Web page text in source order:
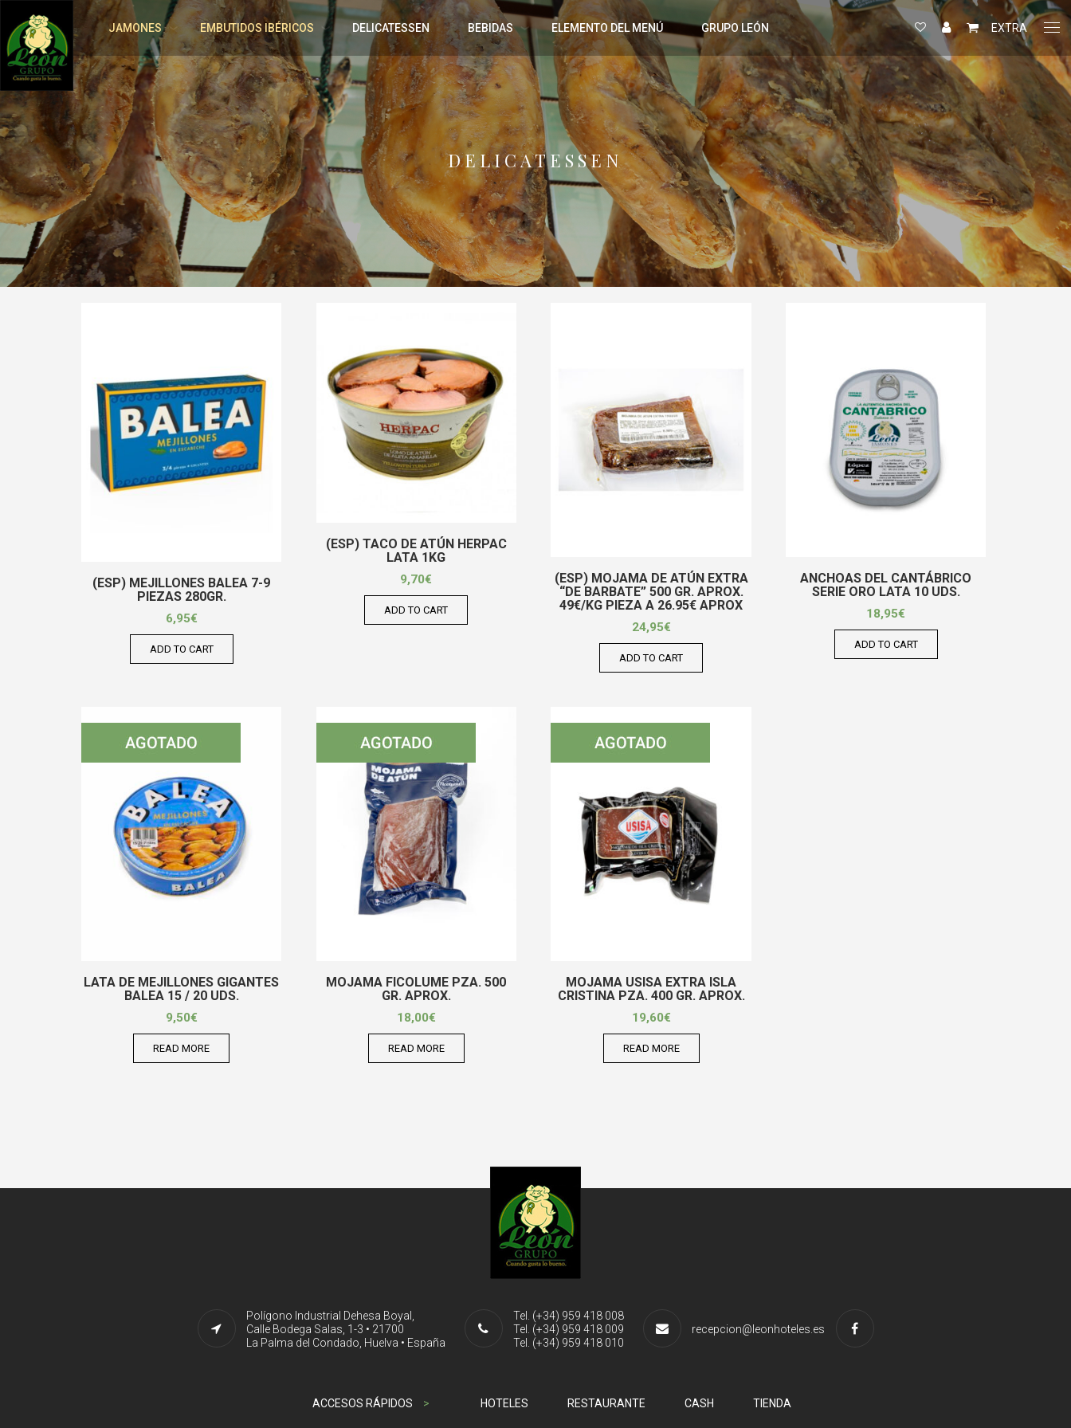
JAMONES EMBUTIDOS IBÉRICOS DELICATESSEN BEBIDAS ELEMENTO DEL MENÚ GRUPO LEÓN EXTRA
DELICATESSEN
(ESP) MEJILLONES BALEA 7-9
PIEZAS 280GR.
6,95€
ADD TO CART
(ESP) TACO DE ATÚN HERPAC
LATA 1KG
9,70€
ADD TO CART
(ESP) MOJAMA DE ATÚN EXTRA
“DE BARBATE” 500 GR. APROX.
49€/KG PIEZA A 26.95€ APROX
24,95€
ADD TO CART
ANCHOAS DEL CANTÁBRICO
SERIE ORO LATA 10 UDS.
18,95€
ADD TO CART
LATA DE MEJILLONES GIGANTES
BALEA 15 / 20 UDS.
9,50€
READ MORE
MOJAMA FICOLUME PZA. 500
GR. APROX.
18,00€
READ MORE
MOJAMA USISA EXTRA ISLA
CRISTINA PZA. 400 GR. APROX.
19,60€
READ MORE
Polígono Industrial Dehesa Boyal,
Calle Bodega Salas, 1-3 • 21700
La Palma del Condado, Huelva • España
Tel. (+34) 959 418 008
Tel. (+34) 959 418 009
Tel. (+34) 959 418 010
recepcion@leonhoteles.es
ACCESOS RÁPIDOS > HOTELES RESTAURANTE CASH TIENDA